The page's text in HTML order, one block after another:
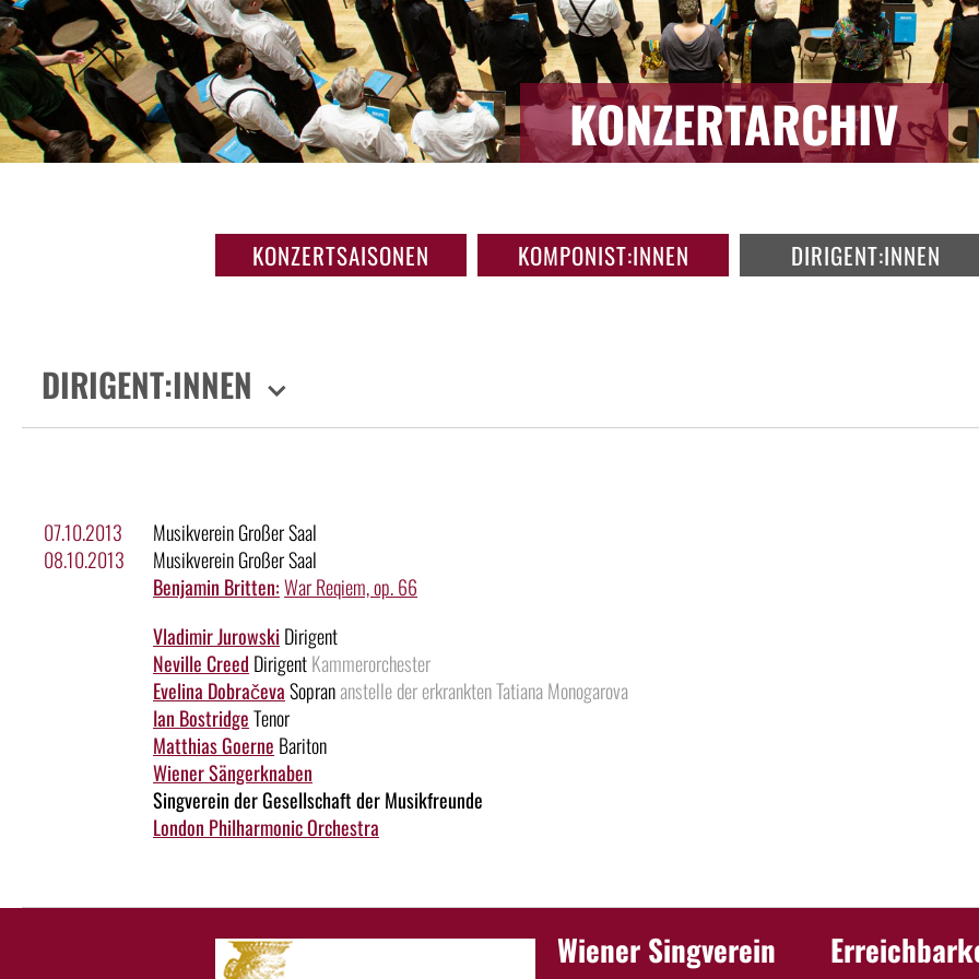
KONZERTARCHIV
KONZERTSAISONEN KOMPONIST:INNEN DIRIGENT:INNEN
DIRIGENT:INNEN
07.10.2013
Musikverein Großer Saal
08.10.2013
Musikverein Großer Saal
Benjamin Britten:War Reqiem, op. 66
Vladimir Jurowski Dirigent
Neville Creed DirigentKammerorchester
Evelina DobračevaSoprananstelle der erkrankten Tatiana Monogarova
Ian BostridgeTenor
Matthias Goerne Bariton
Wiener Sängerknaben
Singverein der Gesellschaft der Musikfreunde
London Philharmonic Orchestra
Wiener Singverein